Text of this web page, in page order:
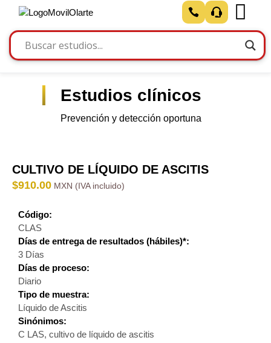
Estudios clínicos
Prevención y detección oportuna
CULTIVO DE LÍQUIDO DE ASCITIS
$910.00
Código:
CLAS
Días de entrega de resultados (hábiles)*:
3 Días
Días de proceso:
Diario
Tipo de muestra:
Líquido de Ascitis
Sinónimos:
C LAS, cultivo de líquido de ascitis